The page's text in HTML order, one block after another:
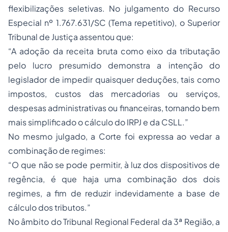
flexibilizações seletivas. No julgamento do Recurso
Especial nº 1.767.631/SC (Tema repetitivo), o Superior
Tribunal de Justiça assentou que:
“A adoção da receita bruta como eixo da tributação
pelo lucro presumido demonstra a intenção do
legislador de impedir quaisquer deduções, tais como
impostos, custos das mercadorias ou serviços,
despesas administrativas ou financeiras, tornando bem
mais simplificado o cálculo do IRPJ e da CSLL.”
No mesmo julgado, a Corte foi expressa ao vedar a
combinação de regimes:
“O que não se pode permitir, à luz dos dispositivos de
regência, é que haja uma combinação dos dois
regimes, a fim de reduzir indevidamente a base de
cálculo dos tributos.”
No âmbito do Tribunal Regional Federal da 3ª Região, a